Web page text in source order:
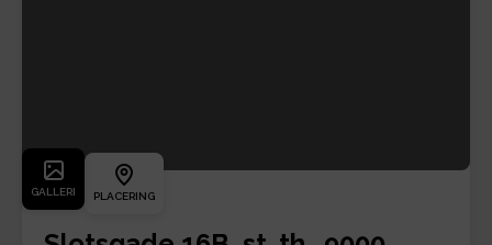
GALLERI PLACERING